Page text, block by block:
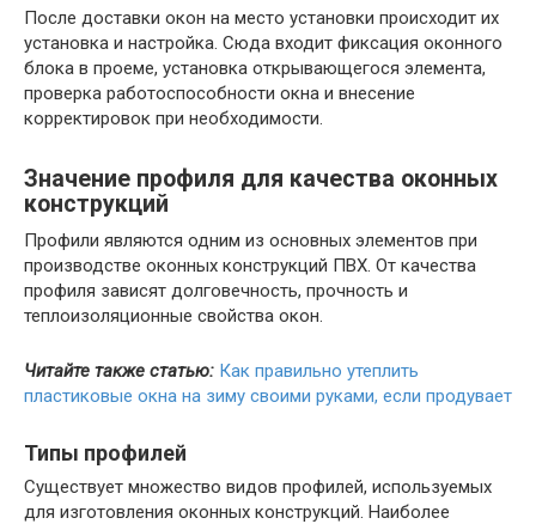
После доставки окон на место установки происходит их
установка и настройка. Сюда входит фиксация оконного
блока в проеме, установка открывающегося элемента,
проверка работоспособности окна и внесение
корректировок при необходимости.
Значение профиля для качества оконных
конструкций
Профили являются одним из основных элементов при
производстве оконных конструкций ПВХ. От качества
профиля зависят долговечность, прочность и
теплоизоляционные свойства окон.
Читайте также статью: Как правильно утеплить
пластиковые окна на зиму своими руками, если продувает
Типы профилей
Существует множество видов профилей, используемых
для изготовления оконных конструкций. Наиболее